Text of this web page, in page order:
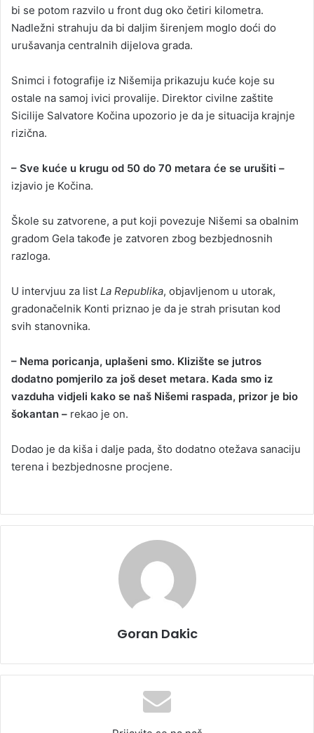
bi se potom razvilo u front dug oko četiri kilometra.
Nadležni strahuju da bi daljim širenjem moglo doći do
urušavanja centralnih dijelova grada.
Snimci i fotografije iz Nišemija prikazuju kuće koje su
ostale na samoj ivici provalije. Direktor civilne zaštite
Sicilije Salvatore Kočina upozorio je da je situacija krajnje
rizična.
– Sve kuće u krugu od 50 do 70 metara će se urušiti –
izjavio je Kočina.
Škole su zatvorene, a put koji povezuje Nišemi sa obalnim
gradom Gela takođe je zatvoren zbog bezbjednosnih
razloga.
U intervjuu za list La Republika, objavljenom u utorak,
gradonačelnik Konti priznao je da je strah prisutan kod
svih stanovnika.
– Nema poricanja, uplašeni smo. Klizište se jutros
dodatno pomjerilo za još deset metara. Kada smo iz
vazduha vidjeli kako se naš Nišemi raspada, prizor je bio
šokantan – rekao je on.
Dodao je da kiša i dalje pada, što dodatno otežava sanaciju
terena i bezbjednosne procjene.
Goran Dakic